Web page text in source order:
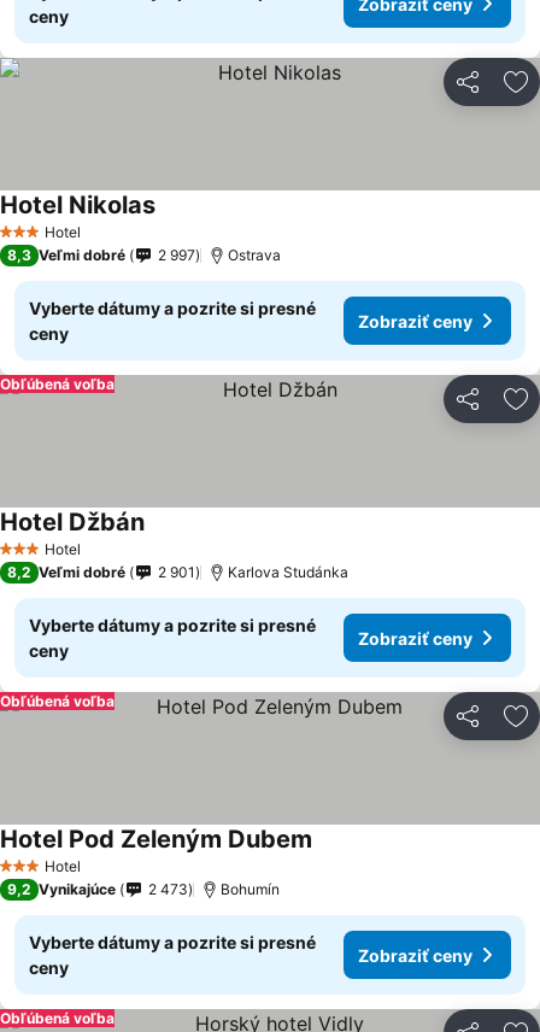
ceny
Zdieľať
3 Počet hviezdičiek
Hotel
Hotel Nikolas
8,3 Veľmi dobré 2 997 Ostrava
Vyberte dátumy a pozrite si presné
ceny
Zobraziť ceny
Zdieľať
Obľúbená voľba
3 Počet hviezdičiek
Hotel
Hotel Džbán
8,2 Veľmi dobré 2 901 Karlova Studánka
Vyberte dátumy a pozrite si presné
ceny
Zobraziť ceny
Zdieľať
Obľúbená voľba
3 Počet hviezdičiek
Hotel
Hotel Pod Zeleným Dubem
9,2 Vynikajúce 2 473 Bohumín
Vyberte dátumy a pozrite si presné
ceny
Zobraziť ceny
Obľúbená voľba